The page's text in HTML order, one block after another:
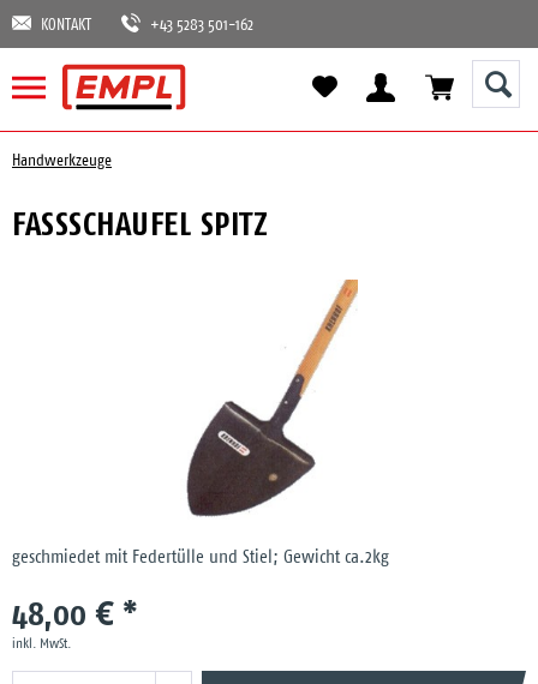
KONTAKT +43 5283 501-162
Handwerkzeuge
FASSSCHAUFEL SPITZ
geschmiedet mit Federtülle und Stiel; Gewicht ca.2kg
48,00 € *
inkl. MwSt.